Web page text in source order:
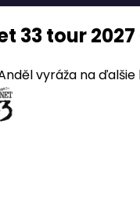
33 tour
vyráža na